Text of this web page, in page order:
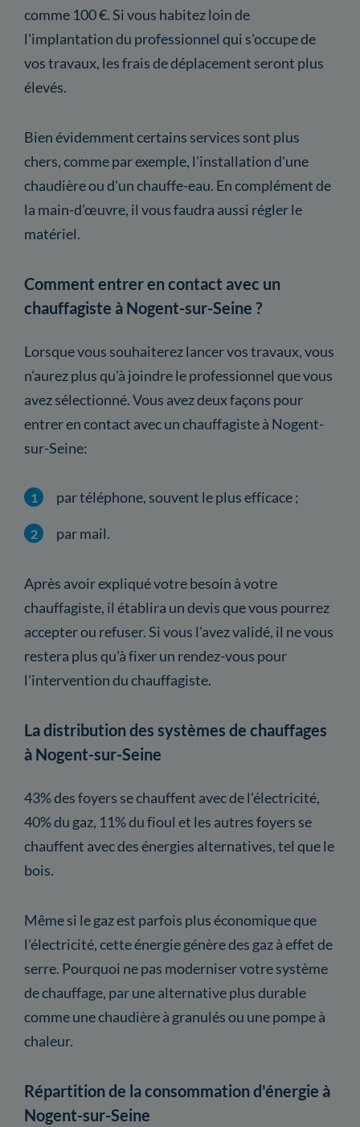
comme 100 €. Si vous habitez loin de
l'implantation du professionnel qui s'occupe de
vos travaux, les frais de déplacement seront plus
élevés.
Bien évidemment certains services sont plus
chers, comme par exemple, l'installation d'une
chaudière ou d'un chauffe-eau. En complément de
la main-d'œuvre, il vous faudra aussi régler le
matériel.
Comment entrer en contact avec un
chauffagiste à Nogent-sur-Seine ?
Lorsque vous souhaiterez lancer vos travaux, vous
n'aurez plus qu'à joindre le professionnel que vous
avez sélectionné. Vous avez deux façons pour
entrer en contact avec un chauffagiste à Nogent-
sur-Seine:
par téléphone, souvent le plus efficace ;
par mail.
Après avoir expliqué votre besoin à votre
chauffagiste, il établira un devis que vous pourrez
accepter ou refuser. Si vous l'avez validé, il ne vous
restera plus qu'à fixer un rendez-vous pour
l'intervention du chauffagiste.
La distribution des systèmes de chauffages
à Nogent-sur-Seine
43% des foyers se chauffent avec de l'électricité,
40% du gaz, 11% du fioul et les autres foyers se
chauffent avec des énergies alternatives, tel que le
bois.
Même si le gaz est parfois plus économique que
l'électricité, cette énergie génère des gaz à effet de
serre. Pourquoi ne pas moderniser votre système
de chauffage, par une alternative plus durable
comme une chaudière à granulés ou une pompe à
chaleur.
Répartition de la consommation d'énergie à
Nogent-sur-Seine